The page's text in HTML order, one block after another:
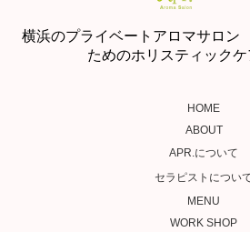
横浜のプライベートアロマサロ
ためのホリスティック
HOME
ABOUT
APR.について
セラピストについ
MENU
WORK SHOP